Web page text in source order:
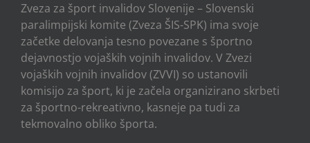
Zveza za šport invalidov Slovenije – Slovenski
paralimpijski komite (Zveza ŠIS-SPK) ima svoje
začetke delovanja tesno povezane s športno
dejavnostjo vojaških vojnih invalidov. V Zvezi
vojaških vojnih invalidov (ZVVI) so ustanovili
komisijo za šport, ki je začela organizirano skrbeti
za športno-rekreativno, kasneje pa tudi za
tekmovalno obliko športa.